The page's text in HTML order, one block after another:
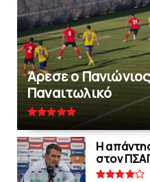
Άρεσε ο
Παναιτωλικό
Η
στον